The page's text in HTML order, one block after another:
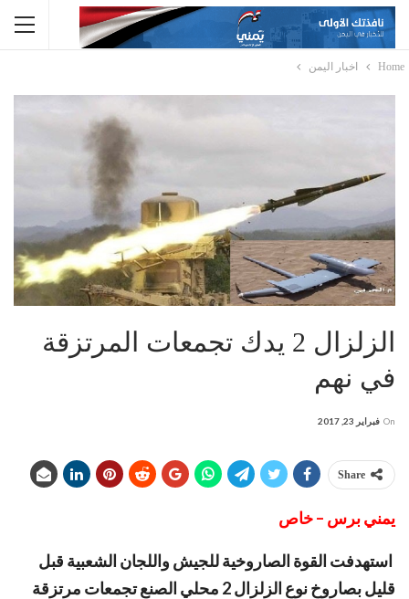
Home اخبار اليمن
الزلزال 2 يدك تجمعات المرتزقة
في نهم
On فبراير 23, 2017
Share
يمني برس – خاص
استهدفت القوة الصاروخية للجيش واللجان الشعبية قبل
قليل بصاروخ نوع الزلزال 2 محلي الصنع تجمعات مرتزقة